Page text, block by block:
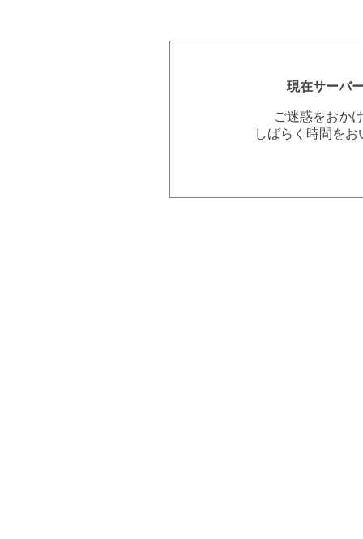
現在サーバ
ご迷惑をおか
しばらく時間を